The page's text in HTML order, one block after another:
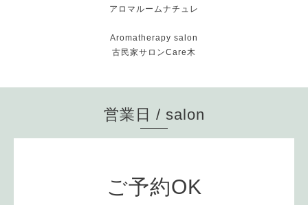
アロマルームナチュレ
Aromatherapy salon
古民家サロンCare木
営業日 / salon
ご予約OK